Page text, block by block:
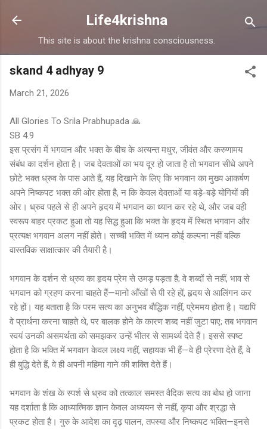
Skip to main content
Life4krishna
This site is about the krishna consciousness.
skand 4 adhyay 9
March 21, 2026
All Glories To Srila Prabhupada 🙏
SB 4.9
इस प्रसंग में भगवान और भक्त के बीच के अत्यन्त मधुर, जीवंत और करुणामय
संबंध का दर्शन होता है। जब देवताओं का भय दूर हो जाता है तो भगवान सीधे अपने
छोटे भक्त ध्रुव के पास आते हैं, यह दिखाने के लिए कि भगवान का मुख्य आकर्षण
अपने निष्कपट भक्त की ओर होता है, न कि केवल देवताओं या बड़े-बड़े योगियों की
ओर। ध्रुव पहले से ही अपने हृदय में भगवान का ध्यान कर रहे थे, और जब वही
स्वरूप बाहर प्रकट हुआ तो यह सिद्ध हुआ कि भक्त के हृदय में स्थित भगवान और
प्रत्यक्ष भगवान अलग नहीं होते। सच्ची भक्ति में ध्यान कोई कल्पना नहीं बल्कि
वास्तविक साक्षात्कार की तैयारी है।
भगवान के दर्शन से ध्रुव का हृदय प्रेम से उमड़ पड़ता है; वे शब्दों से नहीं, भाव से
भगवान को ग्रहण करना चाहते हैं—मानो आँखों से पी रहे हों, हृदय से आलिंगन कर
रहे हों। यह बताता है कि परम सत्य का अनुभव बौद्धिक नहीं, प्रेममय होता है। यद्यपि
वे प्रार्थना करना चाहते थे, पर बालक होने के कारण शब्द नहीं जुटा पाए; तब भगवान
स्वयं उनकी असमर्थता को समझकर उन्हें भीतर से सामर्थ्य देते हैं। इससे स्पष्ट
होता है कि भक्ति में भगवान केवल लक्ष्य नहीं, सहायक भी हैं—वे ही प्रेरणा देते हैं, वे
ही बुद्धि देते हैं, वे ही अपनी महिमा गाने की शक्ति देते हैं।
भगवान के शंख के स्पर्श से ध्रुव को तत्काल समस्त वैदिक सत्य का बोध हो जाना
यह दर्शाता है कि आध्यात्मिक ज्ञान केवल अध्ययन से नहीं, कृपा और श्रद्धा से
प्रकट होता है। गुरु के आदेश का दृढ़ पालन, तपस्या और निष्कपट भक्ति—इनसे